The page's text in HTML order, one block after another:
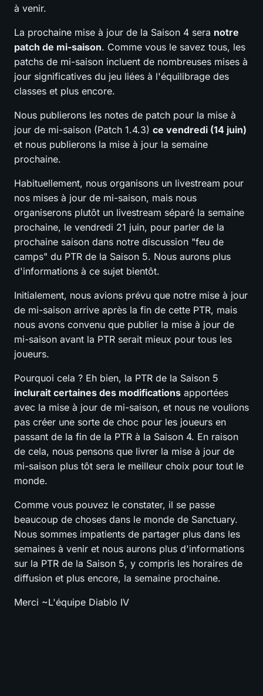
à venir.
La prochaine mise à jour de la Saison 4 sera notre
patch de mi-saison. Comme vous le savez tous, les
patchs de mi-saison incluent de nombreuses mises à
jour significatives du jeu liées à l'équilibrage des
classes et plus encore.
Nous publierons les notes de patch pour la mise à
jour de mi-saison (Patch 1.4.3) ce vendredi (14 juin)
et nous publierons la mise à jour la semaine
prochaine.
Habituellement, nous organisons un livestream pour
nos mises à jour de mi-saison, mais nous
organiserons plutôt un livestream séparé la semaine
prochaine, le vendredi 21 juin, pour parler de la
prochaine saison dans notre discussion "feu de
camps" du PTR de la Saison 5. Nous aurons plus
d'informations à ce sujet bientôt.
Initialement, nous avions prévu que notre mise à jour
de mi-saison arrive après la fin de cette PTR, mais
nous avons convenu que publier la mise à jour de
mi-saison avant la PTR serait mieux pour tous les
joueurs.
Pourquoi cela ? Eh bien, la PTR de la Saison 5
inclurait certaines des modifications apportées
avec la mise à jour de mi-saison, et nous ne voulions
pas créer une sorte de choc pour les joueurs en
passant de la fin de la PTR à la Saison 4. En raison
de cela, nous pensons que livrer la mise à jour de
mi-saison plus tôt sera le meilleur choix pour tout le
monde.
Comme vous pouvez le constater, il se passe
beaucoup de choses dans le monde de Sanctuary.
Nous sommes impatients de partager plus dans les
semaines à venir et nous aurons plus d'informations
sur la PTR de la Saison 5, y compris les horaires de
diffusion et plus encore, la semaine prochaine.
Merci ~L'équipe Diablo IV